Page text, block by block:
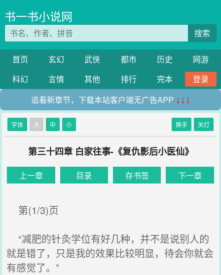
书一书小说网
搜索
首页 玄幻 武侠 都市 历史
网游
科幻
言情 其他 排行 完本
登录
追看新章节，下载本站客户端无广告APP ↓↓↓
字体 大 中 小 换手 关灯
第三十四章 白家往事-《复仇影后小医仙》
上一章 目录 存书签 下一章
第(1/3)页
“减肥的针灸学位有好几种，并不是说别人的
就是错了，只是我的效果比较明显，待会你就会
有感觉了。”